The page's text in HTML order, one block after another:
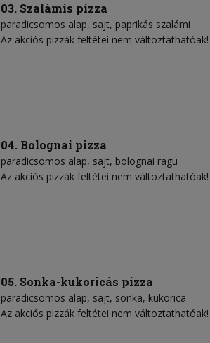
03. Szalámis pizza
paradicsomos alap sajt paprikás szalámi
Az akciós pizzák feltétei nem változtathatóak!
04. Bolognai pizza
paradicsomos alap sajt bolognai ragu
Az akciós pizzák feltétei nem változtathatóak!
05. Sonka-kukoricás pizza
paradicsomos alap sajt sonka kukorica
Az akciós pizzák feltétei nem változtathatóak!